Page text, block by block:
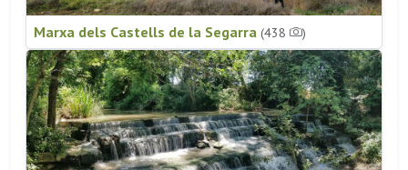
Marxa dels Castells de la Segarra (438 )